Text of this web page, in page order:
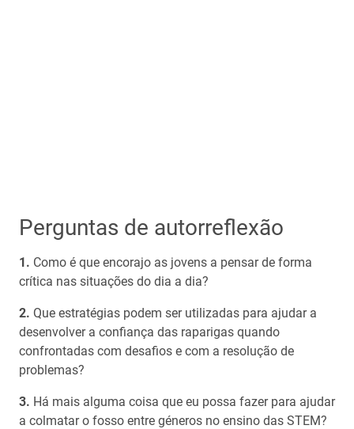
Perguntas de autorreflexão
Como é que encorajo as jovens a pensar de forma
crítica nas situações do dia a dia?
Que estratégias podem ser utilizadas para ajudar a
desenvolver a confiança das raparigas quando
confrontadas com desafios e com a resolução de
problemas?
Há mais alguma coisa que eu possa fazer para ajudar
a colmatar o fosso entre géneros no ensino das STEM?